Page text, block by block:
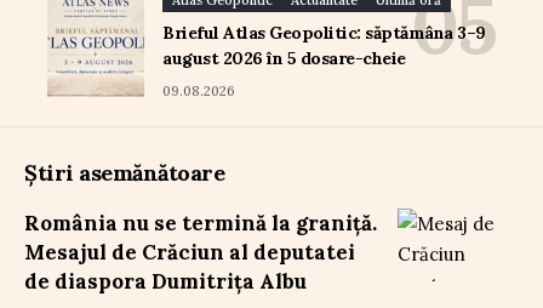
Brieful Atlas Geopolitic: săptămâna 3–9
august 2026 în 5 dosare-cheie
09.08.2026
Știri asemănătoare
România nu se termină la graniță.
Mesajul de Crăciun al deputatei
de diaspora Dumitrița Albu